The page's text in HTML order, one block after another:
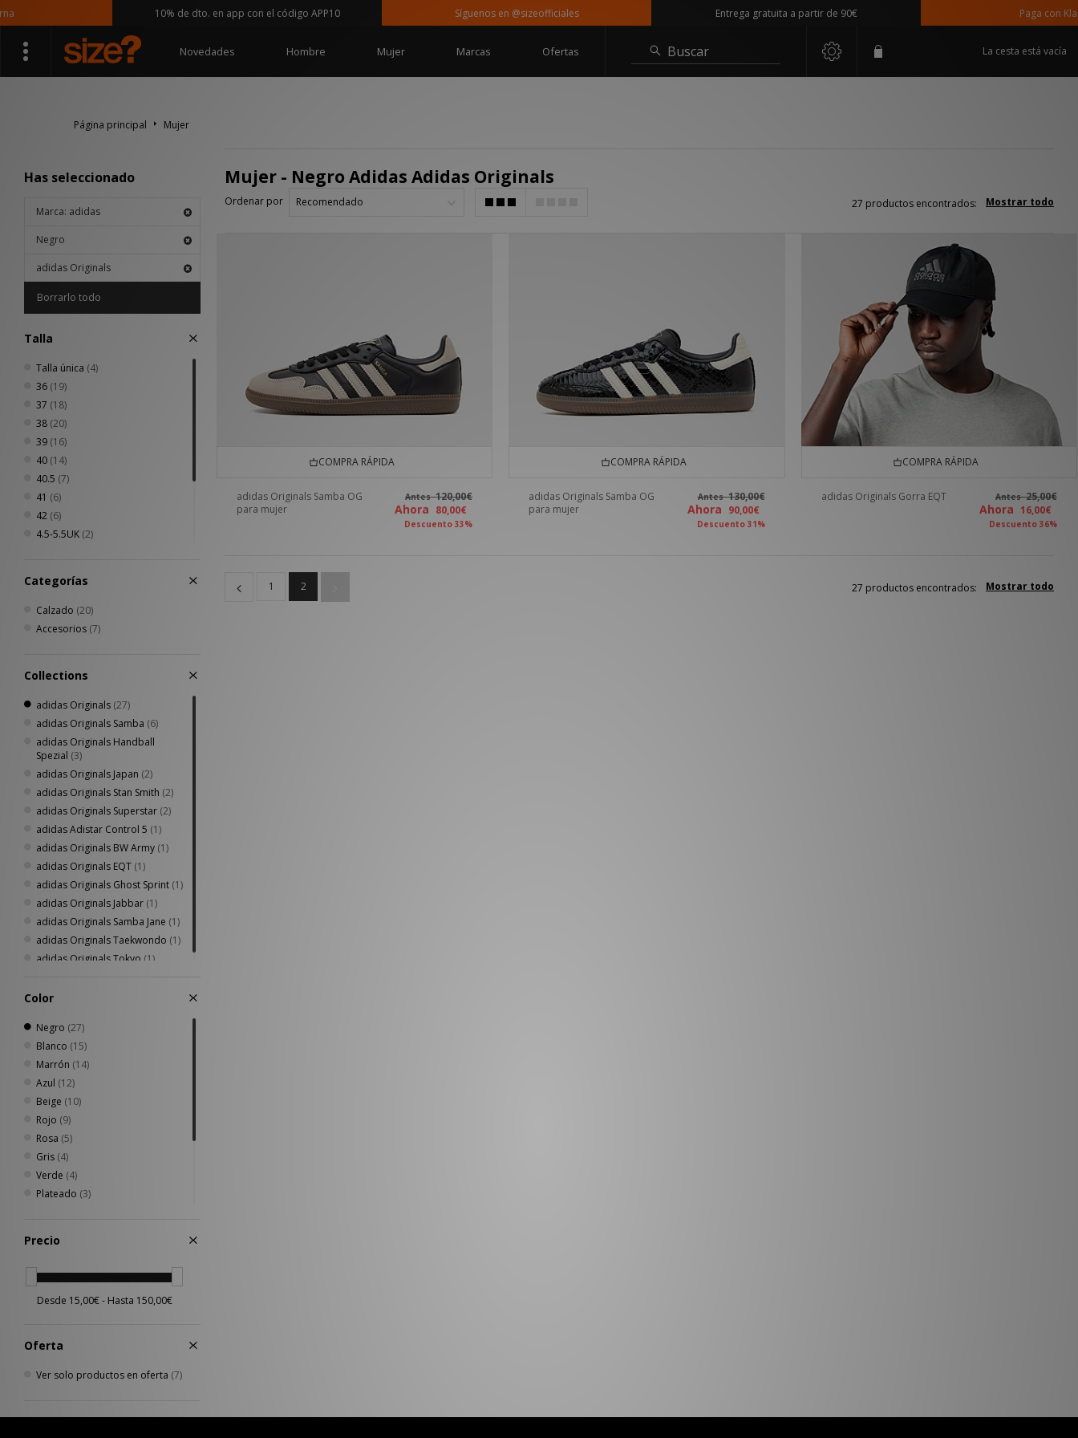
10% de dto. en app con el código APP10 Síguenos en @sizeofficiales Entrega gratuita a partir de 90€ Paga con Klarna
Novedades Hombre Mujer Marcas Ofertas Buscar La cesta está vacía
Página principal Mujer
Has seleccionado
Marca: adidas
Negro
adidas Originals
Borrarlo todo
Talla
Talla única (4)
36 (19)
37 (18)
38 (20)
39 (16)
40 (14)
40.5 (7)
41 (6)
42 (6)
4.5-5.5UK (2)
37 - 39(1)
40 - 42(1)
43 - 45(1)
Categorías
Calzado (20)
Accesorios (7)
Collections
adidas Originals (27)
adidas Originals Samba (6)
adidas Originals Handball
Spezial (3)
adidas Originals Japan (2)
adidas Originals Stan Smith (2)
adidas Originals Superstar (2)
adidas Adistar Control 5 (1)
adidas Originals BW Army (1)
adidas Originals EQT (1)
adidas Originals Ghost Sprint (1)
adidas Originals Jabbar (1)
adidas Originals Samba Jane (1)
adidas Originals Taekwondo (1)
adidas Originals Tokyo (1)
Color
Negro (27)
Blanco (15)
Marrón (14)
Azul (12)
Beige (10)
Rojo (9)
Rosa (5)
Gris (4)
Verde (4)
Plateado (3)
Dorado
Morado
Multicolor(1)
Precio
Oferta
Ver solo productos en oferta (7)
Mujer - Negro Adidas Adidas Originals
Ordenar por Mostrar todo
27 productos encontrados:
COMPRA RÁPIDA
adidas Originals Samba OG
para mujer
Antes120,00€
Ahora 80,00€
Descuento 33%
COMPRA RÁPIDA
adidas Originals Samba OG
para mujer
Antes130,00€
Ahora 90,00€
Descuento 31%
COMPRA RÁPIDA
adidas Originals Gorra EQT Antes25,00€
Ahora 16,00€
Descuento 36%
1 2 Mostrar todo
27 productos encontrados: